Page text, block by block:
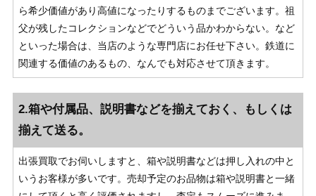
ら希少価値があり高値になったりするものまでございます。祖
父が残したコレクションなどでどういう品かわからない。など
といった場合は、当店のような専門店にお任せ下さい。鉄道に
関連する価値のあるもの、なんでも対応させて頂きます。
2.箱や付属品、説明書などを揃えておく、もしくは
揃えて送る。
出張買取でお伺いしますと、箱や説明書などは押し入れの中と
いうお客様が多いです。売却予定のお品物は箱や説明書と一緒